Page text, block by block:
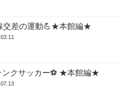
交差の運動💪★本館編★
ンクサッカー⚽️ ★本館編★